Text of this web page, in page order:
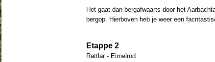
Het gaat dan bergafwaarts door het
bergop. Hierboven heb je weer een
Etappe 2
Rattlar - Eimelrod